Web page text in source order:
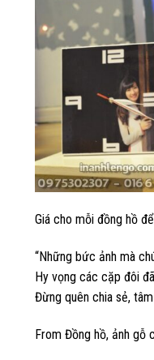
Giá cho mỗi đồng hồ
“Những bức ảnh mà
Hy vọng các cặp đôi
Đừng quên chia sẻ,
From Đồng hồ, ảnh gỗ